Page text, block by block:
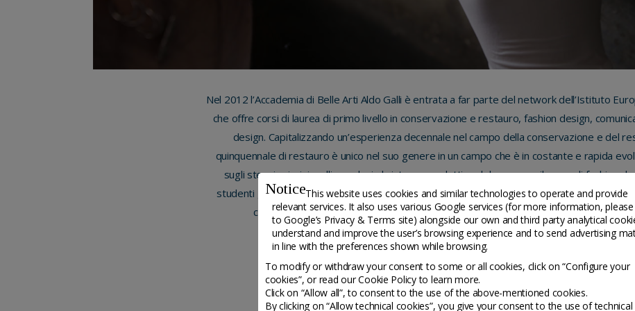
NoticeThis website uses cookies and similar technologies to operate and provide
relevant services. It also uses various Google services (for more information,
toGoogle’s Privacy & Terms site) alongside our own and third party analytical
understand and improve the user’s browsing experience and to send advertising
in line with the preferences shown while browsing.
To modify or withdraw your consent to some or all cookies, click on “Configure your
cookies”, or read our Cookie Policy to learn more.
Click on “Allow all”, to consent to the use of the above-mentioned cookies.
By clicking on “Allow technical cookies”, you give your consent to the use of technical
Nel 2012 l’Accademia di Belle Arti Aldo Galli è entrata a far parte del network dell’Istituto
che offre corsi di laurea di primo livello in conservazione e restauro, fashion design,
design. Capitalizzando un’esperienza decennale nel campo della conservazione e del
quinquennale di restauro è unico nel suo genere in un campo che è in costante e rapida
sugli stessi principi e allineandosi al sistema produttivo del comasco, il corso di fashion
studenti gli strumenti necessari per approcciare i tre pilastri del fashion luxury brand
contemporaneità e storytelling. L’Accademia di Belle Art Aldo Galli accoglie circa
Via Francesco Petrarca 9
22100 Como
Italy